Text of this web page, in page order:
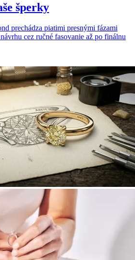
šperky
prechádza piatimi presnými fázami
cez ručné fasovanie až po finálnu